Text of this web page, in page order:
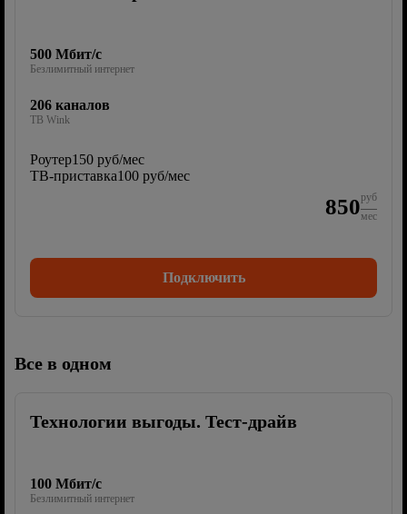
500 Мбит/с
Безлимитный интернет
206 каналов
ТВ Wink
Роутер150 руб/мес
ТВ-приставка100 руб/мес
850руб
мес
Подключить
Все в одном
Технологии выгоды. Тест-драйв
100 Мбит/с
Безлимитный интернет